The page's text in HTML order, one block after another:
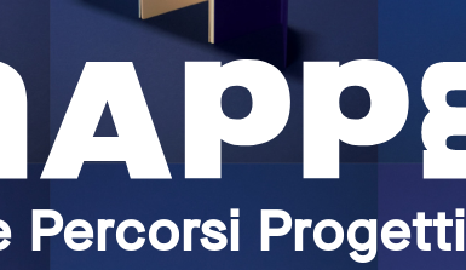
Percorsi Progetti